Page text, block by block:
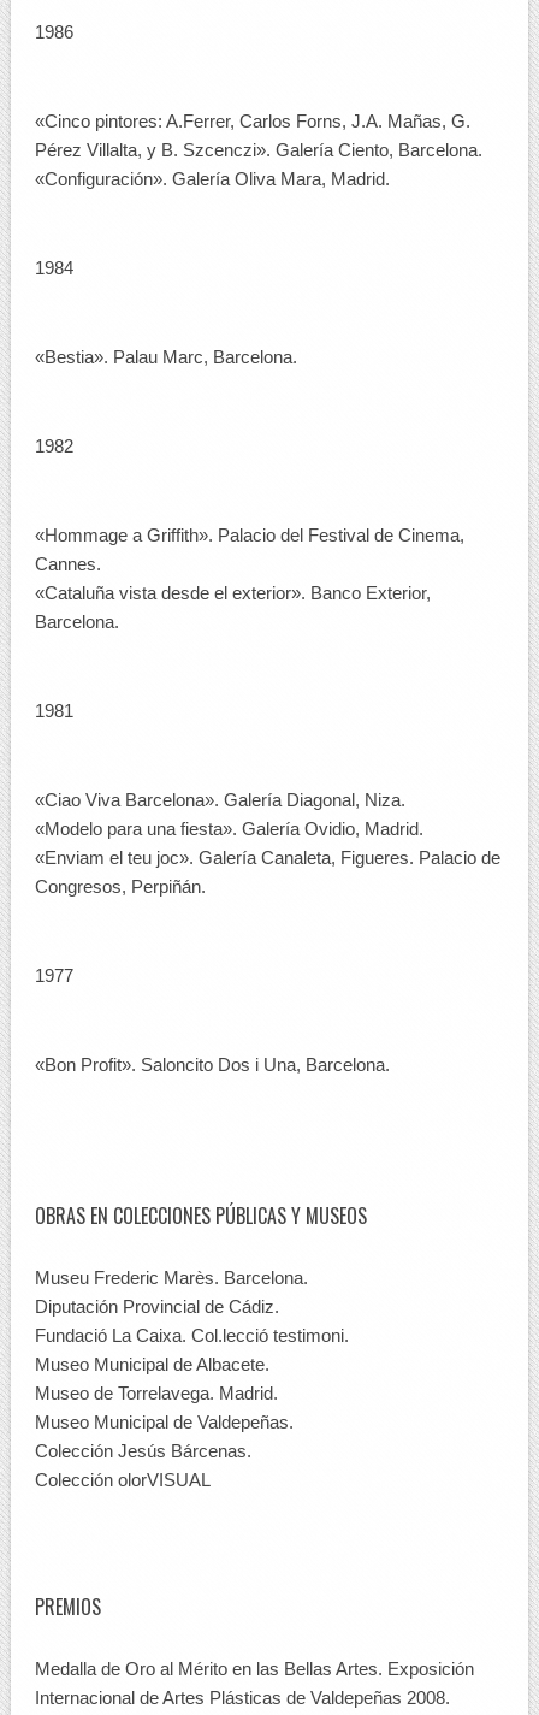
1986
«Cinco pintores: A.Ferrer, Carlos Forns, J.A. Mañas, G.
Pérez Villalta, y B. Szcenczi». Galería Ciento, Barcelona.
«Configuración». Galería Oliva Mara, Madrid.
1984
«Bestia». Palau Marc, Barcelona.
1982
«Hommage a Griffith». Palacio del Festival de Cinema,
Cannes.
«Cataluña vista desde el exterior». Banco Exterior,
Barcelona.
1981
«Ciao Viva Barcelona». Galería Diagonal, Niza.
«Modelo para una fiesta». Galería Ovidio, Madrid.
«Enviam el teu joc». Galería Canaleta, Figueres. Palacio de
Congresos, Perpiñán.
1977
«Bon Profit». Saloncito Dos i Una, Barcelona.
OBRAS EN COLECCIONES PÚBLICAS Y MUSEOS
Museu Frederic Marès. Barcelona.
Diputación Provincial de Cádiz.
Fundació La Caixa. Col.lecció testimoni.
Museo Municipal de Albacete.
Museo de Torrelavega. Madrid.
Museo Municipal de Valdepeñas.
Colección Jesús Bárcenas.
Colección olorVISUAL
PREMIOS
Medalla de Oro al Mérito en las Bellas Artes. Exposición
Internacional de Artes Plásticas de Valdepeñas 2008.